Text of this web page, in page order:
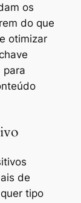
os
do que
otimizar
para
de
tipo